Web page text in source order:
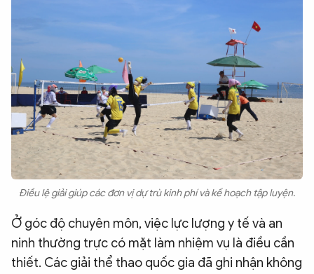
Điều lệ giải giúp các đơn vị dự trù kinh phí và kế hoạch tập luyện.
Ở góc độ chuyên môn, việc lực lượng y tế và an
ninh thường trực có mặt làm nhiệm vụ là điều cần
thiết. Các giải thể thao quốc gia đã ghi nhận không